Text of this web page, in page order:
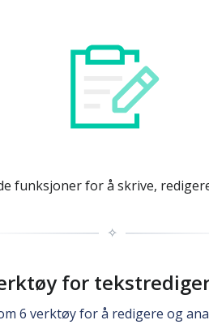
funksjoner for å skrive,
✧
for
6 verktøy for å redigere og